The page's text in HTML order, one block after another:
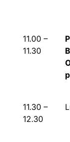
11.00 –
11.30
11.30 –
12.30